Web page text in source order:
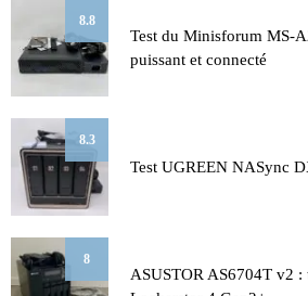
8.8
Test du Minisforum MS-
puissant et connecté
8.3
Test UGREEN NASync
8
ASUSTOR AS6704T v2 :